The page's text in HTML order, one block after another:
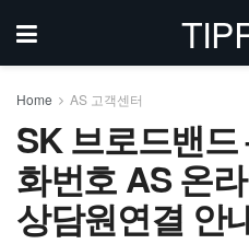
Home AS 고객센터
SK 브로드밴
화번호 AS 온
상담원연결 안